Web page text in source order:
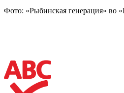
Фото: «Рыбинская генерация» во